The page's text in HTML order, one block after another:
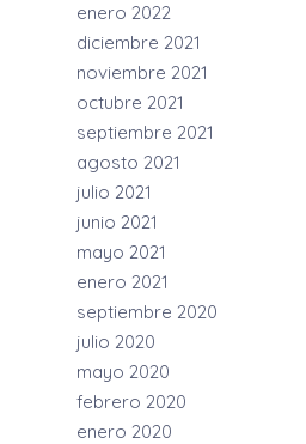
enero 2022
diciembre 2021
noviembre 2021
octubre 2021
septiembre 2021
agosto 2021
julio 2021
junio 2021
mayo 2021
enero 2021
septiembre 2020
julio 2020
mayo 2020
febrero 2020
enero 2020